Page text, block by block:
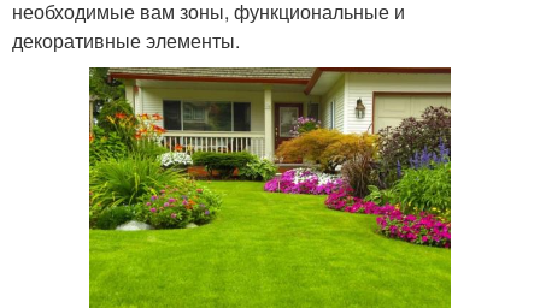
необходимые вам зоны, функциональные и
декоративные элементы.